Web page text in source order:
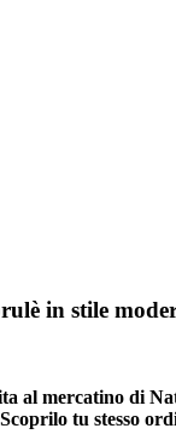
in stile
al mercatino di
tu stesso